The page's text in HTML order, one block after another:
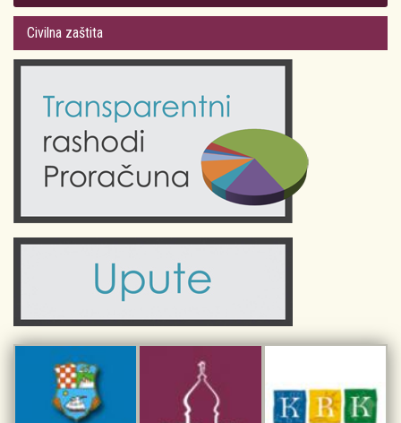
Gradsko vijeće
Odluke Grada Krka (Službene novine PGŽ)
Obrazovanje
Komunalne usluge
Civilni sektor (arhiva udruga)
Sport i rekreacija
Plan Grada Krka
Krk 360° VR panorama
Krk uživo
Fotogalerije
Kalendar događanja
Turistička zajednica otoka Krka
Kulturno-turistička ruta Putovima Frankopana
Dar iz Krka
Civilna zaštita